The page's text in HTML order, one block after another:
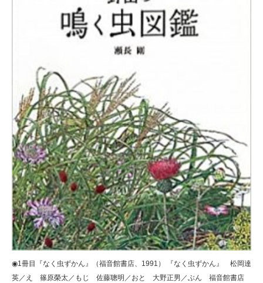
◉1冊目『なく虫ずかん』（福音館書店、1991） 『なく虫ずかん』 松岡達
英／え 篠原榮太／もじ 佐藤聰明／おと 大野正男／ぶん 福音館書店